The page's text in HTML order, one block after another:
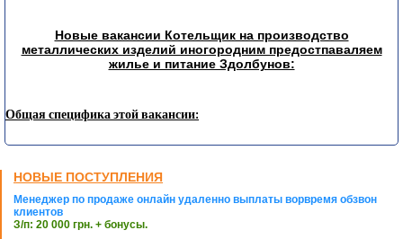
Новые вакансии Котельщик на производство
металлических изделий иногородним предостпаваляем
жилье и питание Здолбунов:
Общая специфика этой вакансии:
НОВЫЕ ПОСТУПЛЕНИЯ
Менеджер по продаже онлайн удаленно выплаты ворвремя обзвон
клиентов
З/п: 20 000 грн. + бонусы.